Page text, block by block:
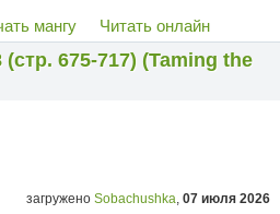
мангу Читать онлайн
675-717) (Taming the
загружено Sobachushka, 07 июля 2026